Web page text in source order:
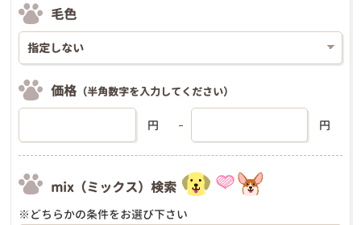
毛色
価格 （半角数字を入力してください）
円 円
mix（ミックス）検索
※どちらかの条件をお選び下さい